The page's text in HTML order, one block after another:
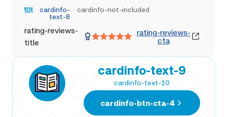
cardinfo-
text-8
cardinfo-not-included
rating-reviews-
title
rating-reviews-
cta
cardinfo-text-9
cardinfo-text-10
cardinfo-btn-cta-4